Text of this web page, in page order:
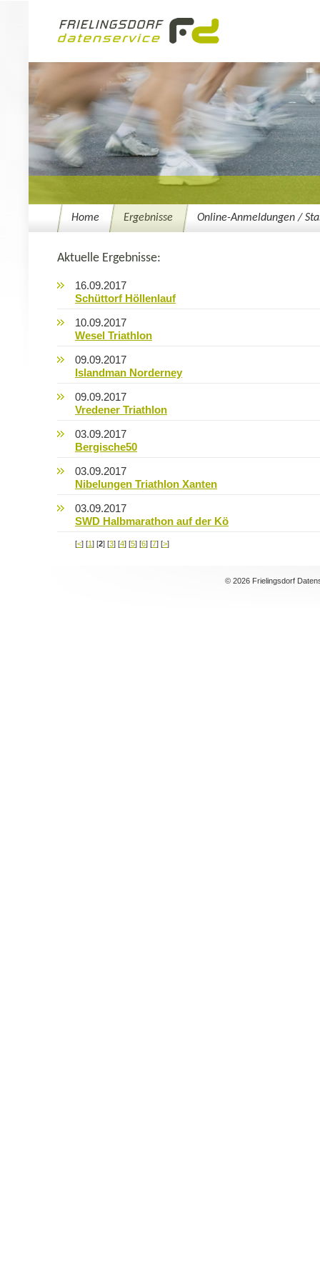
Home Ergebnisse Online-Anmeldungen /
Aktuelle Ergebnisse:
16.09.2017
Schüttorf Höllenlauf
10.09.2017
Wesel Triathlon
09.09.2017
Islandman Norderney
09.09.2017
Vredener Triathlon
03.09.2017
Bergische50
03.09.2017
Nibelungen Triathlon Xanten
03.09.2017
SWD Halbmarathon auf der Kö
[<] [1] [2] [3] [4] [5] [6] [7] [>]
© 2026 Frielingsdorf